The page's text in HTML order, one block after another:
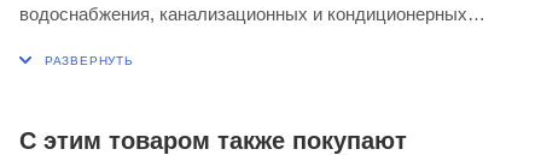
водоснабжения, канализационных и кондиционерных
С этим товаром также покупают